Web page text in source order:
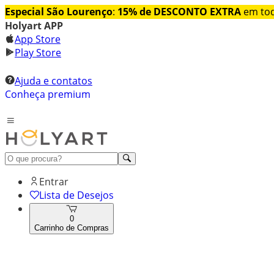
Especial São Lourenço: 15% de DESCONTO EXTRA em
Holyart APP
App Store
Play Store
Ajuda e contatos
Conheça premium
Entrar
Lista de Desejos
0
Carrinho de Compras